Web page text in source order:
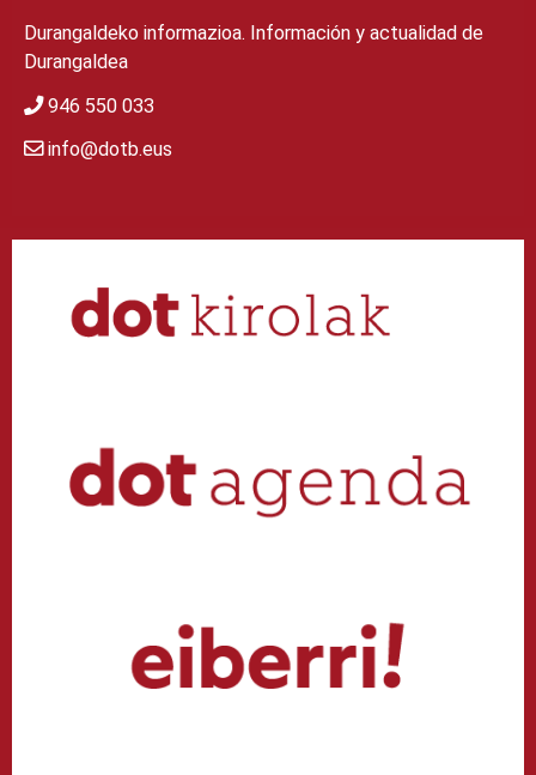
Durangaldeko informazioa. Información y actualidad de
Durangaldea
946 550 033
info@dotb.eus